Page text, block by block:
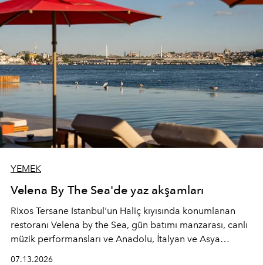
YEMEK
Velena By The Sea'de yaz akşamları
Rixos Tersane Istanbul'un Haliç kıyısında konumlanan
restoranı Velena by the Sea, gün batımı manzarası, canlı
müzik performansları ve Anadolu, İtalyan ve Asya
07.13.2026